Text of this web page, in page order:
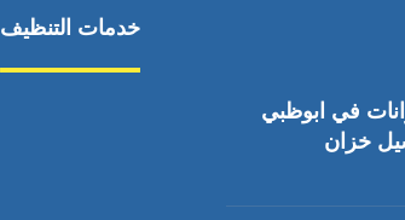
في ابوظبي
خدمات التنظيف